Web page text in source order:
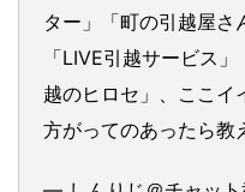
ター」「町の引越屋さ
「LIVE引越サービス
越のヒロセ」、ここイ
方がってのあったら教